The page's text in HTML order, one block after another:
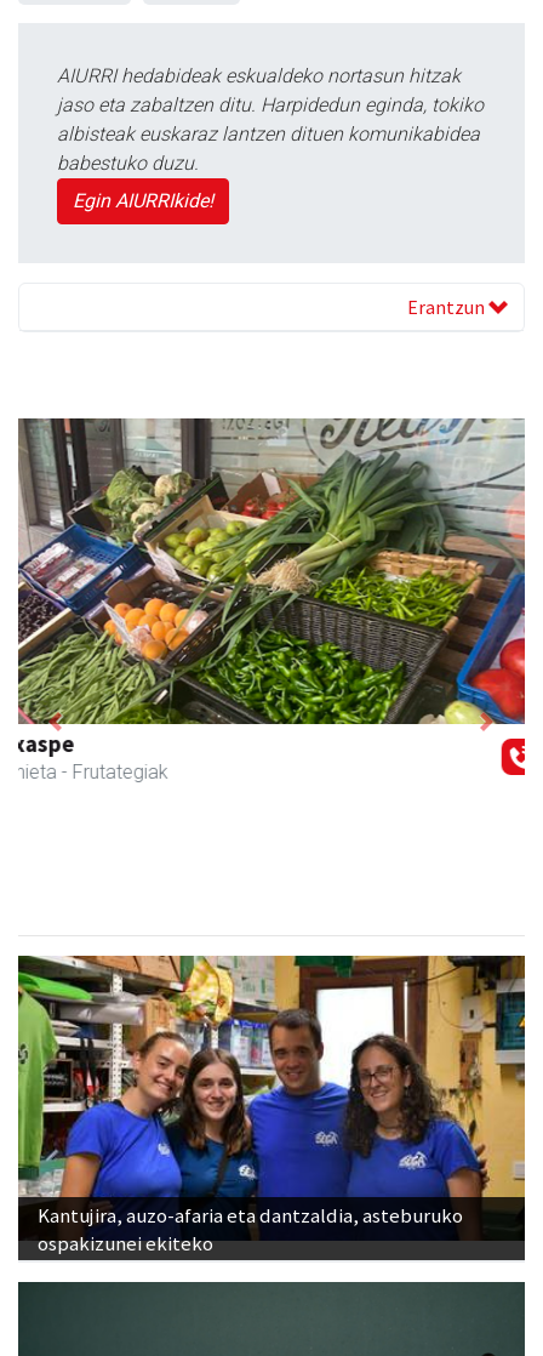
AIURRI hedabideak eskualdeko nortasun hitzak
jaso eta zabaltzen ditu. Harpidedun eginda, tokiko
albisteak euskaraz lantzen dituen komunikabidea
babestuko duzu.
Egin AIURRIkide!
Erantzun
Previous Next
Kantujira, auzo-afaria eta dantzaldia, asteburuko
ospakizunei ekiteko